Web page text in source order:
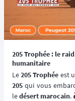
205 Trophée : le
humanitaire
Le 205 Trophée est
205 qui vous
le désert marocain.